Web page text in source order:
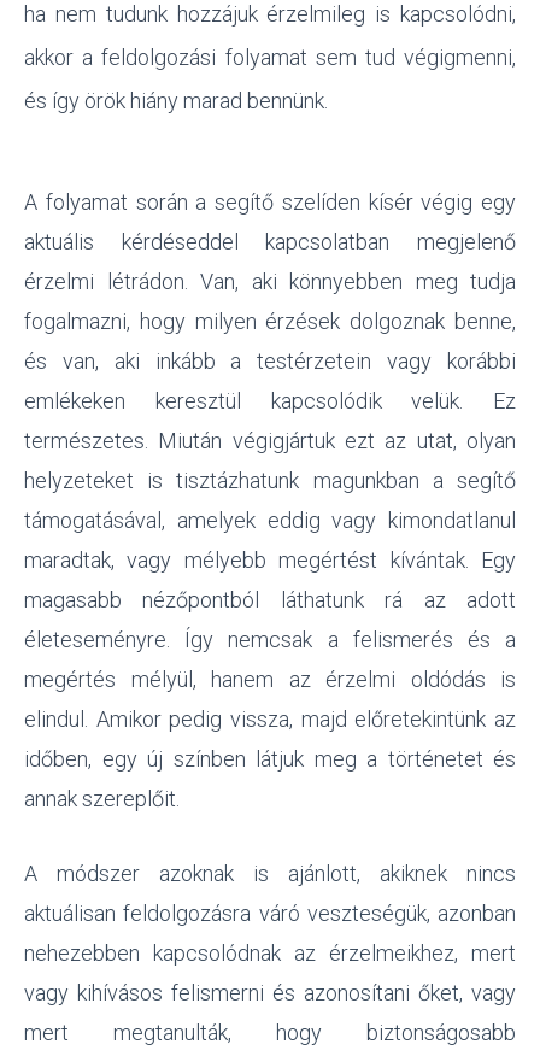
ha nem tudunk hozzájuk érzelmileg is kapcsolódni,
akkor a feldolgozási folyamat sem tud végigmenni,
és így örök hiány marad bennünk.
A folyamat során a segítő szelíden kísér végig egy
aktuális kérdéseddel kapcsolatban megjelenő
érzelmi létrádon. Van, aki könnyebben meg tudja
fogalmazni, hogy milyen érzések dolgoznak benne,
és van, aki inkább a testérzetein vagy korábbi
emlékeken keresztül kapcsolódik velük. Ez
természetes. Miután végigjártuk ezt az utat, olyan
helyzeteket is tisztázhatunk magunkban a segítő
támogatásával, amelyek eddig vagy kimondatlanul
maradtak, vagy mélyebb megértést kívántak. Egy
magasabb nézőpontból láthatunk rá az adott
életeseményre. Így nemcsak a felismerés és a
megértés mélyül, hanem az érzelmi oldódás is
elindul. Amikor pedig vissza, majd előretekintünk az
időben, egy új színben látjuk meg a történetet és
annak szereplőit.
A módszer azoknak is ajánlott, akiknek nincs
aktuálisan feldolgozásra váró veszteségük, azonban
nehezebben kapcsolódnak az érzelmeikhez, mert
vagy kihívásos felismerni és azonosítani őket, vagy
mert megtanulták, hogy biztonságosabb